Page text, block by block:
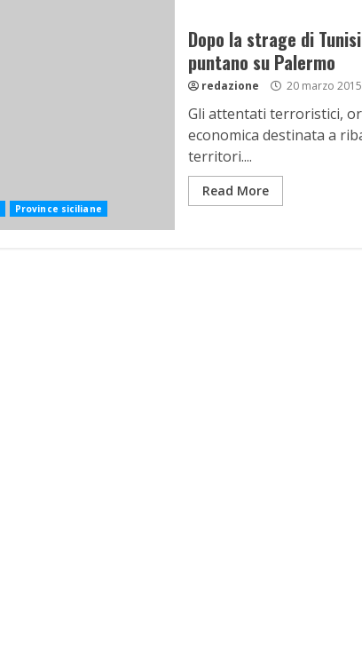
Province siciliane
Dopo la strage di
puntano su Palermo
redazione 20 marzo 2015
Gli attentati terroristici,
economica destinata a
territori....
Read More